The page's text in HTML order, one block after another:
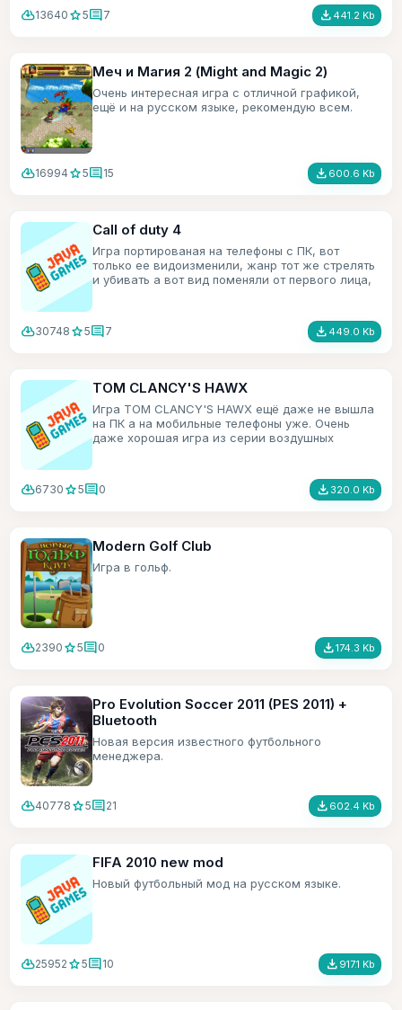
cloud_download13640 star5comment7 file_download 441.2 Kb
Меч и Магия 2 (Might and Magic 2)
Очень интересная игра с отличной графикой,
ещё и на русском языке, рекомендую всем.
cloud_download16994 star5comment15 file_download 600.6 Kb
Call of duty 4
Игра портированая на телефоны с ПК, вот
только ее видоизменили, жанр тот же стрелять
и убивать а вот вид поменяли от первого лица,
cloud_download30748 star5comment7 file_download 449.0 Kb
TOM CLANCY'S HAWX
Игра TOM CLANCY'S HAWX ещё даже не вышла
на ПК а на мобильные телефоны уже. Очень
даже хорошая игра из серии воздушных
cloud_download6730 star5comment0 file_download 320.0 Kb
Modern Golf Club
Игра в гольф.
cloud_download2390 star5comment0 file_download174.3 Kb
Pro Evolution Soccer 2011 (PES 2011) +
Bluetooth
Новая версия известного футбольного
менеджера.
cloud_download40778 star5comment21 file_download 602.4 Kb
FIFA 2010 new mod
Новый футбольный мод на русском языке.
cloud_download25952 star5comment10 file_download 917.1 Kb